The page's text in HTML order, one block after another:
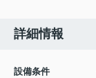
詳細情報
設備条件